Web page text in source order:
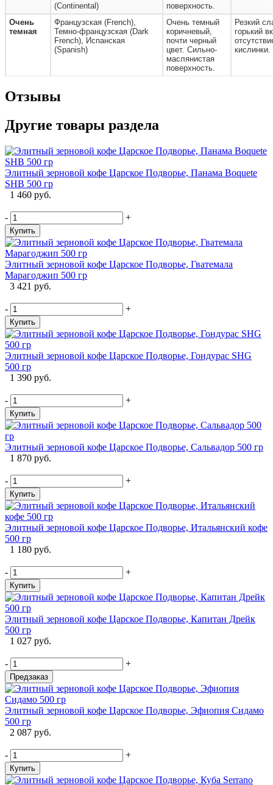
(Continental)
поверхность.
Очень
темная
Французская (French),
Темно-французская (Dark
French), Испанская
(Spanish)
Очень темный
коричневый,
почти черный
цвет. Сильно-
маслянистая
поверхность.
Резкий
горький
кислинки.
Отзывы
Другие товары раздела
Элитный зерновой кофе Царское Подворье, Панама Boquete
SHB 500 гр
1 460 руб.
- +
Купить
Элитный зерновой кофе Царское Подворье, Гватемала
Марагоджип 500 гр
3 421 руб.
- +
Купить
Элитный зерновой кофе Царское Подворье, Гондурас SHG
500 гр
1 390 руб.
- +
Купить
Элитный зерновой кофе Царское Подворье, Сальвадор 500 гр
1 870 руб.
- +
Купить
Элитный зерновой кофе Царское Подворье, Итальянский кофе
500 гр
1 180 руб.
- +
Купить
Элитный зерновой кофе Царское Подворье, Капитан Дрейк
500 гр
1 027 руб.
- +
Предзаказ
Элитный зерновой кофе Царское Подворье, Эфиопия Сидамо
500 гр
2 087 руб.
- +
Купить